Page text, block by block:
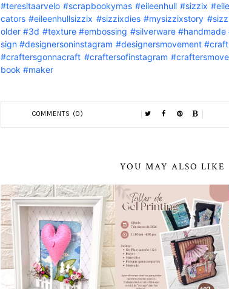
#teresitaarvelo #scrapbookymas #eileenhull #sizzix
cators #eileenhullsizzix #sizzixdies #mysizzixstory
older #3d #texture #embossing #silverware #handmade
sign #designersoninstagram #designersmovement #craft
#craftersgonnacraft #craftersofinstagram
book #maker
COMMENTS (0)
YOU MAY ALSO LIKE